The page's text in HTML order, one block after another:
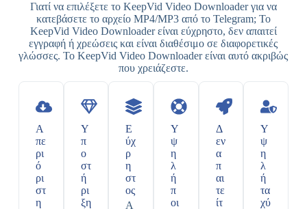
Γιατί να επιλέξετε το KeepVid Video Downloader για να
κατεβάσετε το αρχείο MP4/MP3 από το Telegram; Το
KeepVid Video Downloader είναι εύχρηστο, δεν απαιτεί
εγγραφή ή χρεώσεις και είναι διαθέσιμο σε διαφορετικές
γλώσσες. Το KeepVid Video Downloader είναι αυτό ακριβώς
που χρειάζεστε.
Α
πε
ρι
ό
ρι
στ
η
Υ
π
ο
στ
ή
ρι
ξη
Ε
ύχ
ρ
η
στ
ος
Α
Υ
ψ
η
λ
ή
π
οι
Δ
εν
α
π
αι
τε
ίτ
Υ
ψ
η
λ
ή
τα
χύ